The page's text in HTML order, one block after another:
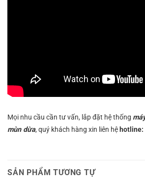
Mọi nhu cầu cần tư vấn, lắp đặt hệ thống
mùn dừa, quý khách hàng xin liên hệ hotline:
SẢN PHẨM TƯƠNG TỰ